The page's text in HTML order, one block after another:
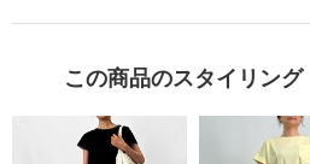
この商品のスタイリン